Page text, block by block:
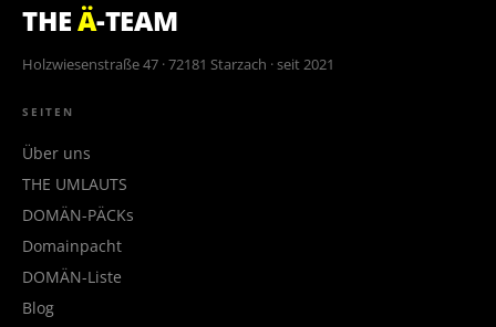
THEÄ-TEAM
Holzwiesenstraße 47 · 72181 Starzach · seit 2021
SEITEN
Über uns
THE UMLAUTS
DOMÄN-PÄCKs
Domainpacht
DOMÄN-Liste
Blog